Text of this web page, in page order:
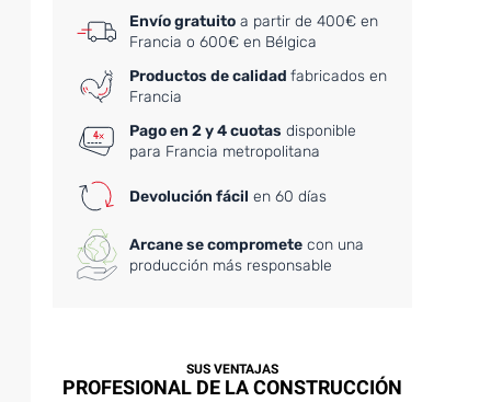
Envío gratuito a partir de 400€ en
Francia o 600€ en Bélgica
Productos de calidadfabricados en
Francia
Pago en 2 y 4 cuotas disponible
para Francia metropolitana
Devolución fácil en 60 días
Arcane se compromete con una
producción más responsable
SUS VENTAJAS
PROFESIONAL DE LA CONSTRUCCIÓN